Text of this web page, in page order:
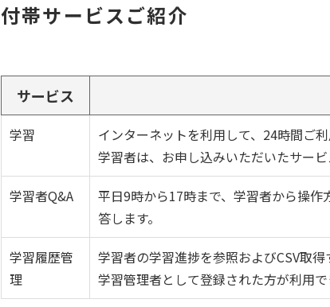
付帯サービスご紹介
サービス
学習
インターネットを利用して、24時間ご
学習者は、お申し込みいただいたサービ
学習者Q&A
平日9時から17時まで、学習者から操
答します。
学習履歴管
理
学習者の学習進捗を参照およびCSV取得
学習管理者として登録された方が利用で